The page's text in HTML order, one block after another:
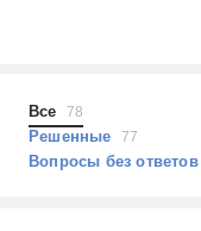
Все 78
Решенные 77
Вопросы без ответов